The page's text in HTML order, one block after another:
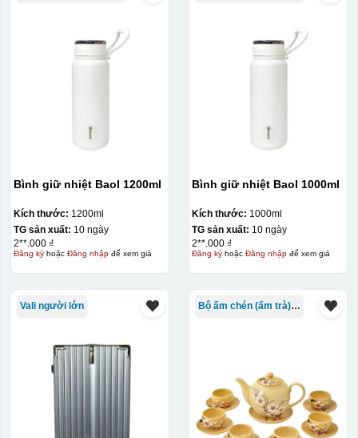
Bình giữ nhiệt Baol 1200ml
Kích thước: 1200ml
TG sản xuất: 10 ngày
2**.000 ₫
Đăng kýhoặc Đăng nhậpđể xem giá
Bình giữ nhiệt Baol 1000ml
Kích thước: 1000ml
TG sản xuất: 10 ngày
2**.000 ₫
Đăng kýhoặc Đăng nhậpđể xem giá
Vali người lớn Bộ ấm chén (ấm trà) in logo